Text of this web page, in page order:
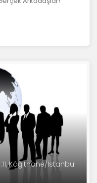
Kâğıthane/İstanbul